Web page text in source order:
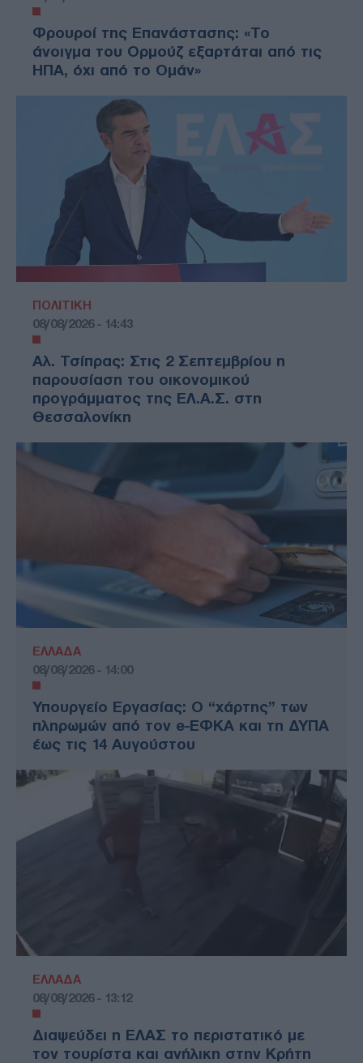
Φρουροί της Επανάστασης: «Το
άνοιγμα του Ορμούζ εξαρτάται από τις
ΗΠΑ, όχι από το Ομάν»
ΠΟΛΙΤΙΚΗ
08/08/2026 - 14:43
Αλ. Τσίπρας: Στις 2 Σεπτεμβρίου η
παρουσίαση του οικονομικού
προγράμματος της ΕΛ.Α.Σ. στη
Θεσσαλονίκη
ΕΛΛΑΔΑ
08/08/2026 - 14:00
Υπουργείο Εργασίας: Ο “χάρτης” των
πληρωμών από τον e-ΕΦΚΑ και τη ΔΥΠΑ
έως τις 14 Αυγούστου
ΕΛΛΑΔΑ
08/08/2026 - 13:12
Διαψεύδει η ΕΛΑΣ το περιστατικό με
τον τουρίστα και ανήλικη στην Κρήτη